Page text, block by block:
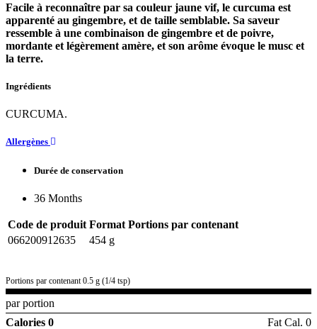
Facile à reconnaître par sa couleur jaune vif, le curcuma est
apparenté au gingembre, et de taille semblable. Sa saveur
ressemble à une combinaison de gingembre et de poivre,
mordante et légèrement amère, et son arôme évoque le musc et
la terre.
Ingrédients
CURCUMA.
Allergènes
Durée de conservation
36 Months
Code de produit Format Portions par contenant
066200912635
454 g
Portions par contenant 0.5 g (1/4 tsp)
par portion
Calories 0
Fat Cal. 0